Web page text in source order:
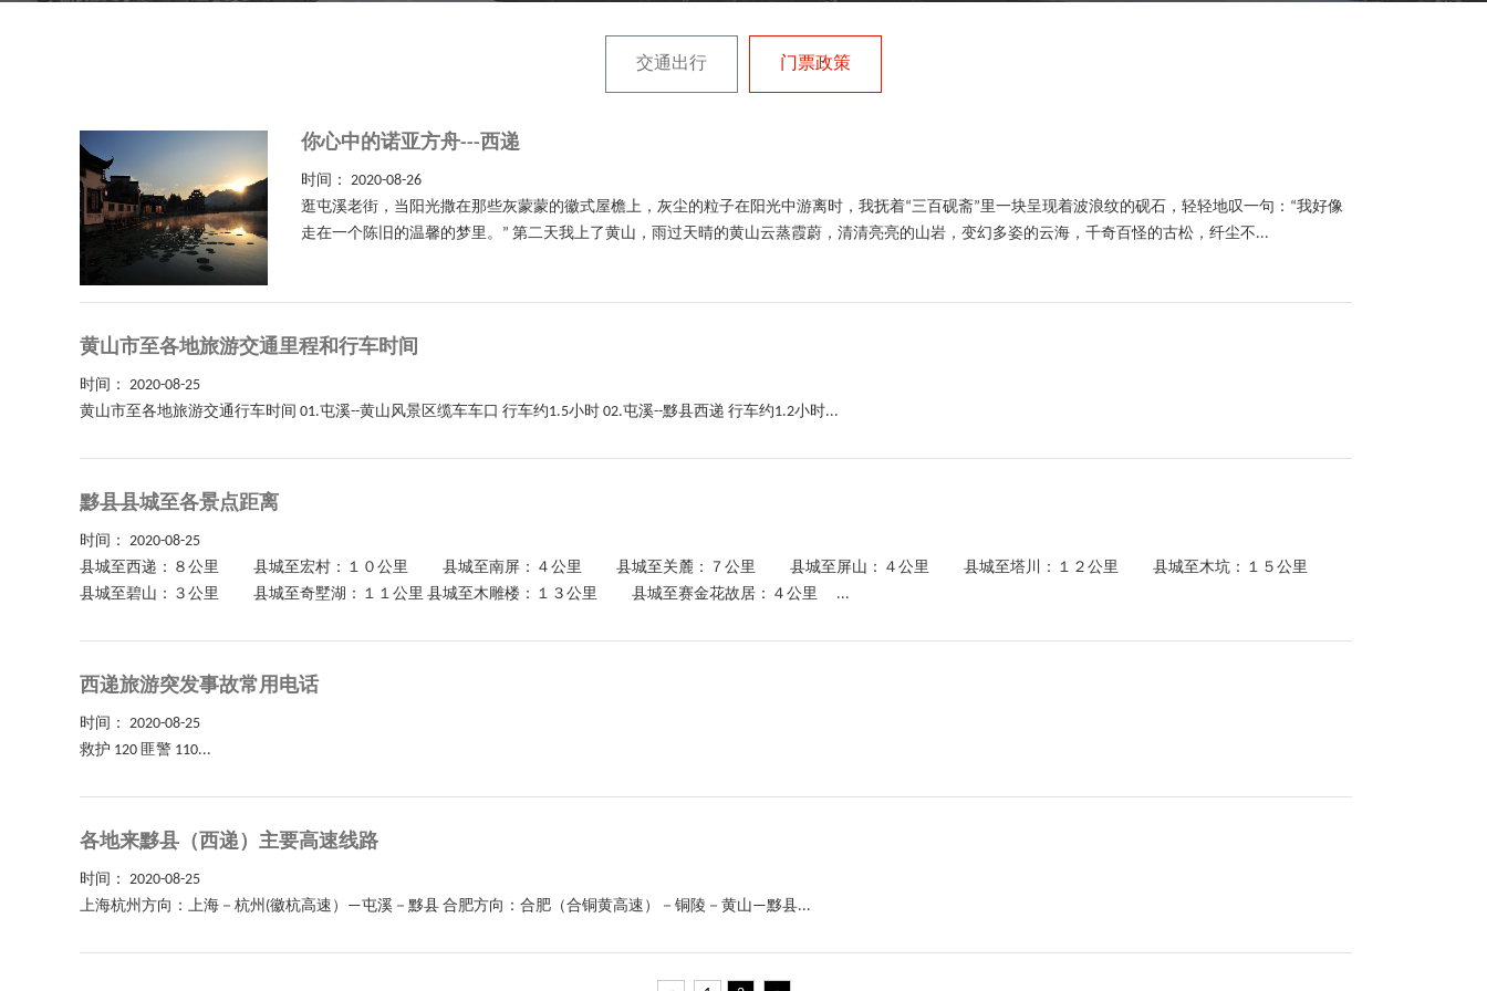
交通出行 门票政策
你心中的诺亚方舟---西递
时间： 2020-08-26
逛屯溪老街，当阳光撒在那些灰蒙蒙的徽式屋檐上，灰尘的粒子在阳光中游离时，我抚着“三百砚斋”里一块呈现着波浪纹的砚石，轻轻地叹一句：“我好像
走在一个陈旧的温馨的梦里。” 第二天我上了黄山，雨过天晴的黄山云蒸霞蔚，清清亮亮的山岩，变幻多姿的云海，千奇百怪的古松，纤尘不...
黄山市至各地旅游交通里程和行车时间
时间： 2020-08-25
黄山市至各地旅游交通行车时间 01.屯溪--黄山风景区缆车车口 行车约1.5小时 02.屯溪--黟县西递 行车约1.2小时...
黟县县城至各景点距离
时间： 2020-08-25
县城至西递：８公里 县城至宏村：１０公里 县城至南屏：４公里 县城至关麓：７公里 县城至屏山：４公里 县城至塔川：１２公里 县城至木坑：１５公里
县城至碧山：３公里 县城至奇墅湖：１１公里 县城至木雕楼：１３公里 县城至赛金花故居：４公里 ...
西递旅游突发事故常用电话
时间： 2020-08-25
救护 120 匪警 110...
各地来黟县（西递）主要高速线路
时间： 2020-08-25
上海杭州方向：上海－杭州(徽杭高速）—屯溪－黟县 合肥方向：合肥（合铜黄高速）－铜陵－黄山—黟县...